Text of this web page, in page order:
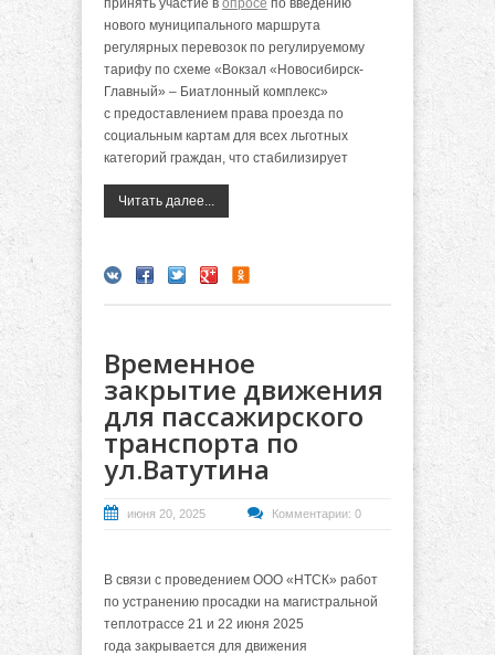
нового муниципального маршрута
регулярных перевозок по регулируемому
тарифу по схеме «Вокзал «Новосибирск-
Главный» – Биатлонный комплекс»
с предоставлением права проезда по
социальным картам для всех льготных
категорий граждан, что стабилизирует
Читать далее...
Временное
закрытие движения
для пассажирского
транспорта по
ул.Ватутина
июня 20, 2025 Комментарии: 0
В связи с проведением ООО «НТСК» работ
по устранению просадки на магистральной
теплотрассе 21 и 22 июня 2025
года закрывается для движения